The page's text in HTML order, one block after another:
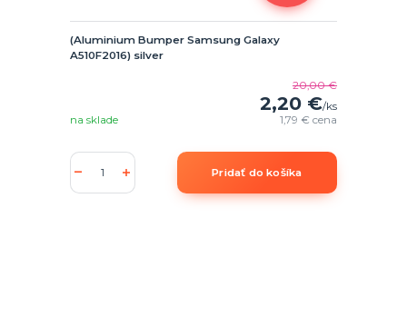
(Aluminium Bumper Samsung Galaxy
A510F2016) silver
20,00 €
2,20 €/ks
1,79 €cena
na sklade
Pridať do košíka